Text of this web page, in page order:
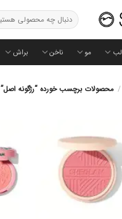
جستجو
برای:
لب مو ناخن براش
/ محصولات برچسب خورده “رژگونه اصل”